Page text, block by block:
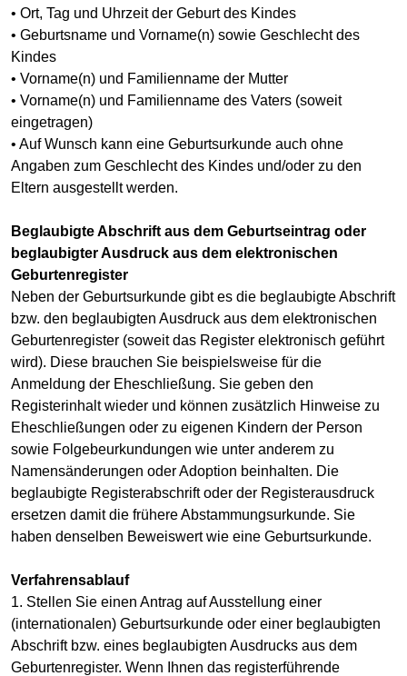
• Ort, Tag und Uhrzeit der Geburt des Kindes
• Geburtsname und Vorname(n) sowie Geschlecht des
Kindes
• Vorname(n) und Familienname der Mutter
• Vorname(n) und Familienname des Vaters (soweit
eingetragen)
• Auf Wunsch kann eine Geburtsurkunde auch ohne
Angaben zum Geschlecht des Kindes und/oder zu den
Eltern ausgestellt werden.
Beglaubigte Abschrift aus dem Geburtseintrag oder
beglaubigter Ausdruck aus dem elektronischen
Geburtenregister
Neben der Geburtsurkunde gibt es die beglaubigte Abschrift
bzw. den beglaubigten Ausdruck aus dem elektronischen
Geburtenregister (soweit das Register elektronisch geführt
wird). Diese brauchen Sie beispielsweise für die
Anmeldung der Eheschließung. Sie geben den
Registerinhalt wieder und können zusätzlich Hinweise zu
Eheschließungen oder zu eigenen Kindern der Person
sowie Folgebeurkundungen wie unter anderem zu
Namensänderungen oder Adoption beinhalten. Die
beglaubigte Registerabschrift oder der Registerausdruck
ersetzen damit die frühere Abstammungsurkunde. Sie
haben denselben Beweiswert wie eine Geburtsurkunde.
Verfahrensablauf
1. Stellen Sie einen Antrag auf Ausstellung einer
(internationalen) Geburtsurkunde oder einer beglaubigten
Abschrift bzw. eines beglaubigten Ausdrucks aus dem
Geburtenregister. Wenn Ihnen das registerführende